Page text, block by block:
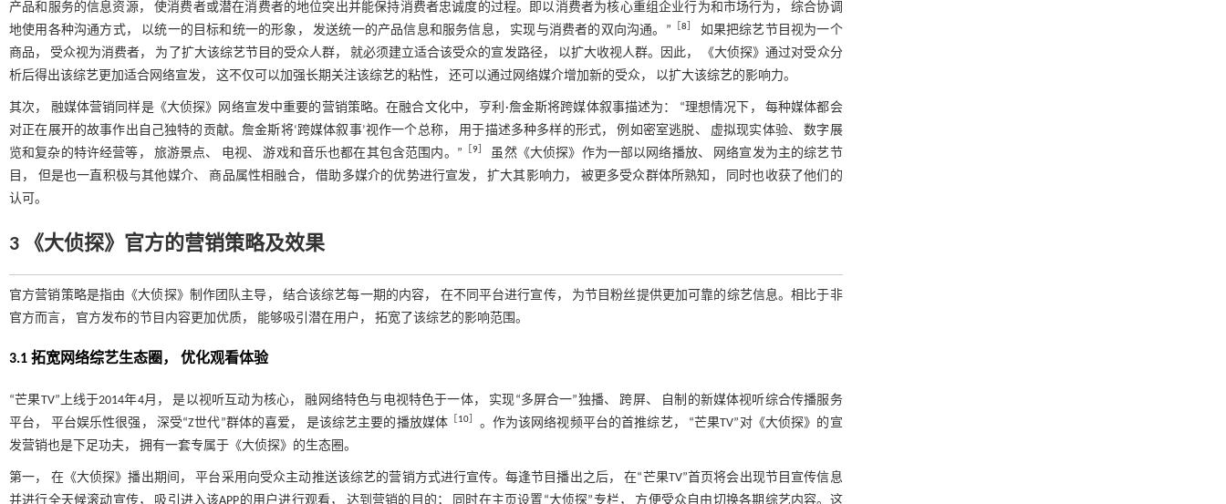
产品和服务的信息资源， 使消费者或潜在消费者的地位突出并能保持消费者忠诚度的过程。即以消费者为核心重组企业行为和市场行为， 综合协调
地使用各种沟通方式， 以统一的目标和统一的形象， 发送统一的产品信息和服务信息， 实现与消费者的双向沟通。”
8
如果把综艺节目视为一个
商品， 受众视为消费者， 为了扩大该综艺节目的受众人群， 就必须建立适合该受众的宣发路径， 以扩大收视人群。因此， 《大侦探》通过对受众分
析后得出该综艺更加适合网络宣发， 这不仅可以加强长期关注该综艺的粘性， 还可以通过网络媒介增加新的受众， 以扩大该综艺的影响力。
其次， 融媒体营销同样是《大侦探》网络宣发中重要的营销策略。在融合文化中， 亨利·詹金斯将跨媒体叙事描述为： “理想情况下， 每种媒体都会
对正在展开的故事作出自己独特的贡献。詹金斯将‘跨媒体叙事’视作一个总称， 用于描述多种多样的形式， 例如密室逃脱、 虚拟现实体验、 数字展
览和复杂的特许经营等， 旅游景点、 电视、 游戏和音乐也都在其包含范围内。”
9］
虽然《大侦探》作为一部以网络播放、 网络宣发为主的综艺节
目， 但是也一直积极与其他媒介、 商品属性相融合， 借助多媒介的优势进行宣发， 扩大其影响力， 被更多受众群体所熟知， 同时也收获了他们的
认可。
3 《大侦探》官方的营销策略及效果
官方营销策略是指由《大侦探》制作团队主导， 结合该综艺每一期的内容， 在不同平台进行宣传， 为节目粉丝提供更加可靠的综艺信息。相比于非
官方而言， 官方发布的节目内容更加优质， 能够吸引潜在用户， 拓宽了该综艺的影响范围。
3.1 拓宽网络综艺生态圈， 优化观看体验
“芒果TV”上线于2014年4月， 是以视听互动为核心， 融网络特色与电视特色于一体， 实现“多屏合一”独播、 跨屏、 自制的新媒体视听综合传播服务
平台， 平台娱乐性很强， 深受“Z世代”群体的喜爱， 是该综艺主要的播放媒体
10
。作为该网络视频平台的首推综艺， “芒果TV”对《大侦探》的宣
发营销也是下足功夫， 拥有一套专属于《大侦探》的生态圈。
第一， 在《大侦探》播出期间， 平台采用向受众主动推送该综艺的营销方式进行宣传。每逢节目播出之后， 在“芒果TV”首页将会出现节目宣传信息
并进行全天候滚动宣传， 吸引进入该APP的用户进行观看， 达到营销的目的； 同时在主页设置“大侦探”专栏， 方便受众自由切换各期综艺内容。这